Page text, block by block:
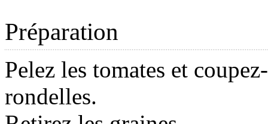
Préparation
Pelez les tomates et
rondelles.